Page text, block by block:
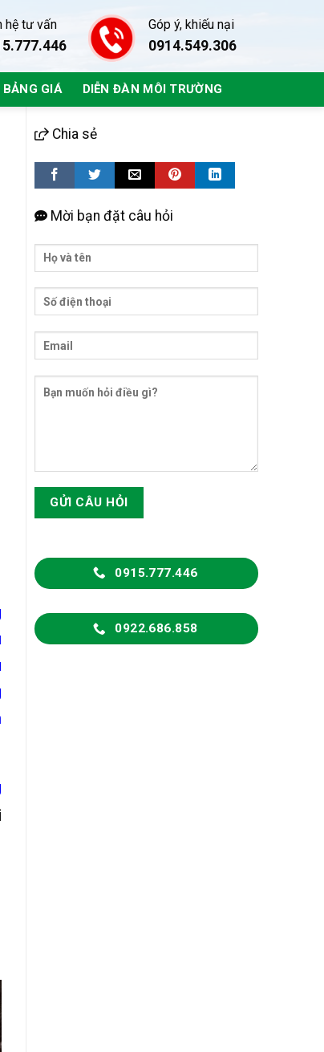
hệ tư vấn Góp ý, khiếu nại
0914.549.306
BẢNG GIÁ DIỄN ĐÀN MÔI TRƯỜNG
Chia sẻ
Mời bạn đặt câu hỏi
0915.777.446
0922.686.858